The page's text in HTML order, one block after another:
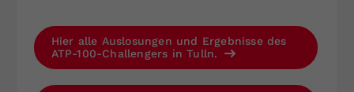
Hier alle Auslosungen und Ergebnisse des
ATP-100-Challengers in Tulln.